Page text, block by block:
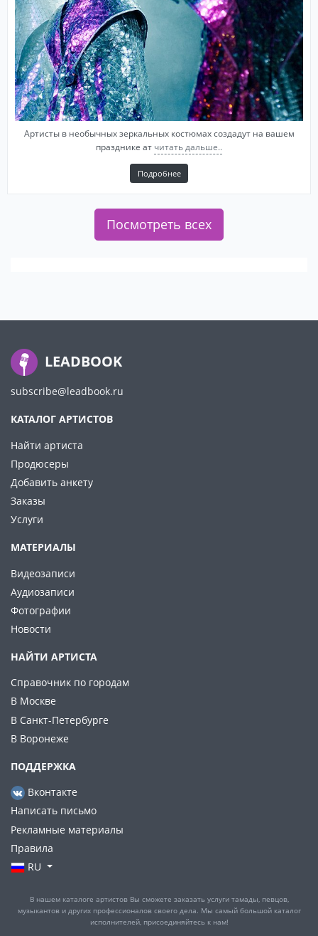
Артисты в необычных зеркальных костюмах создадут на вашем
празднике ат читать дальше..
Подробнее
Посмотреть всех
LEADBOOK
subscribe@leadbook.ru
КАТАЛОГ АРТИСТОВ
Найти артиста
Продюсеры
Добавить анкету
Заказы
Услуги
МАТЕРИАЛЫ
Видеозаписи
Аудиозаписи
Фотографии
Новости
НАЙТИ АРТИСТА
Справочник по городам
В Москве
В Санкт-Петербурге
В Воронеже
ПОДДЕРЖКА
Вконтакте
Написать письмо
Рекламные материалы
Правила
RU
В нашем каталоге артистов Вы сможете заказать услуги тамады, певцов,
музыкантов и других профессионалов своего дела. Мы самый большой каталог
исполнителей, присоединяйтесь к нам!